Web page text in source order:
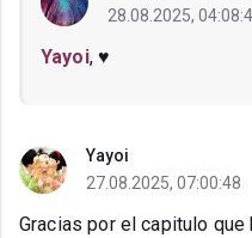
28.08.2025,
Yayoi, ♥️
Yayoi
27.08.2025, 07:00:48
Gracias por el capitulo